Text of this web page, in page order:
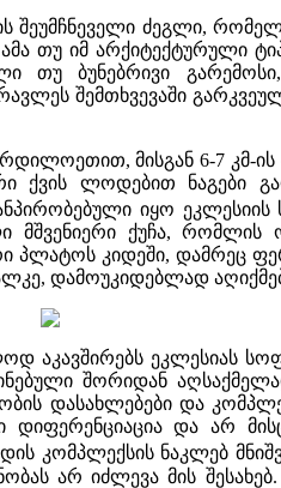
შეუმჩნეველი ძეგლი,
თუ იმ არქიტექტურული
თუ ბუნებრივი
შემთხვევაში
მისგან 6-7 კმ-ის
ლოდებით ნაგები
იყო
ქუჩა, რომლის
პლატოს კიდეში, დამრეც
დამოუკიდებლად
აკავშირებს ეკლესიას
შორიდან
დასახლებები და
და არ
კომპლექსის ნაკლებ
არ იძლევა მის